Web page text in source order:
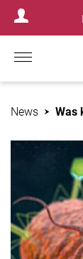
Login
News Was